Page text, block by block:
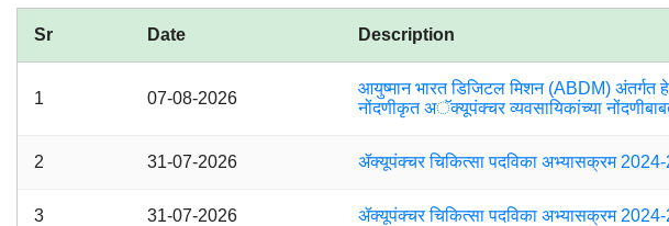
Sr Date Description
1 07-08-2026
आयुष्मान भारत डिजिटल मिशन (ABDM)
नोंदणीकृत अॅक्यूपंक्चर व्यवसायिकांच्या
2 31-07-2026 ॲक्यूपंक्चर चिकित्सा पदविका अभ्यासक्रम
3 31-07-2026 ॲक्यूपंक्चर चिकित्सा पदविका अभ्यासक्रम